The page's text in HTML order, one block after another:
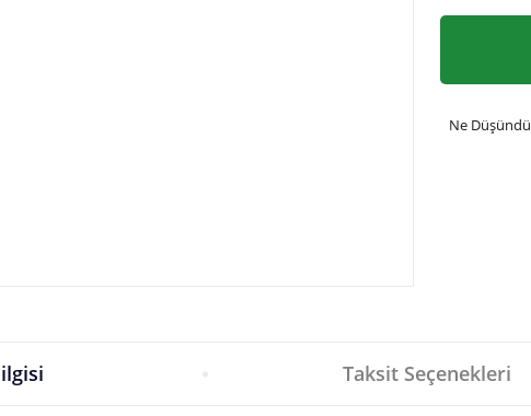
Ne
Taksit Seçenekleri